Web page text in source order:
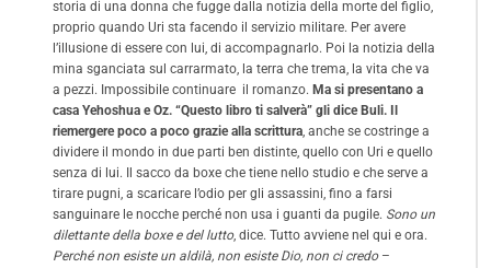
storia di una donna che fugge dalla notizia della morte del figlio,
proprio quando Uri sta facendo il servizio militare. Per avere
l’illusione di essere con lui, di accompagnarlo. Poi la notizia della
mina sganciata sul carrarmato, la terra che trema, la vita che va
a pezzi. Impossibile continuare il romanzo. Ma si presentano a
casa Yehoshua e Oz. “Questo libro ti salverà” gli dice Buli. Il
riemergere poco a poco grazie alla scrittura, anche se costringe a
dividere il mondo in due parti ben distinte, quello con Uri e quello
senza di lui. Il sacco da boxe che tiene nello studio e che serve a
tirare pugni, a scaricare l’odio per gli assassini, fino a farsi
sanguinare le nocche perché non usa i guanti da pugile. Sono un
dilettante della boxe e del lutto, dice. Tutto avviene nel qui e ora.
Perché non esiste un aldilà, non esiste Dio, non ci credo–